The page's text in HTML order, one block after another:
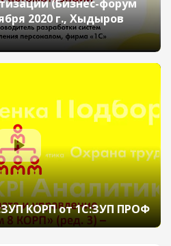
(Бизнес-форум
2020 г., Хыдыров
КОРП от 1С:ЗУП ПРОФ